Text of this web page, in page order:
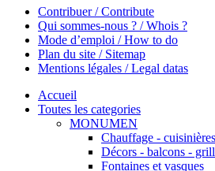
Contribuer / Contribute
Qui sommes-nous ? / Whois ?
Mode d’emploi / How to do
Plan du site / Sitemap
Mentions légales / Legal datas
Accueil
Toutes les categories
MONUMEN
Chauffage -
Décors - balcons -
Fontaines et vasques